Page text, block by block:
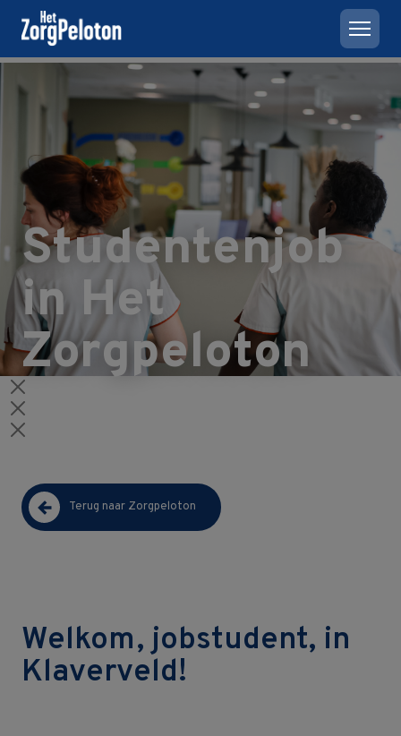
Studentenjob
in Het
Zorgpeloton
Terug naar Zorgpeloton
Welkom, jobstudent, in
Klaverveld!